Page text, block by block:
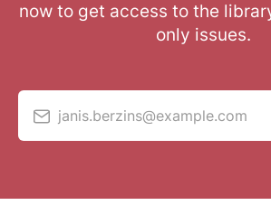
now to get access to the
only issues.
janis.berzins@example.com